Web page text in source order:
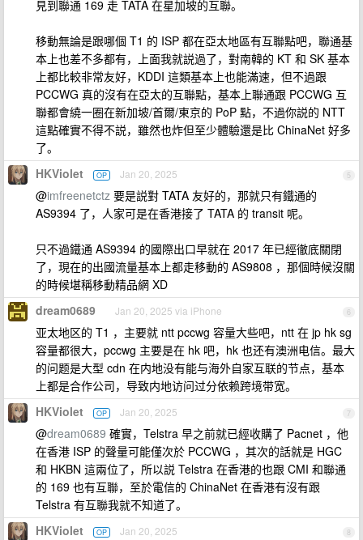
見到聯通 169 走 TATA 在星加坡的互聯。
移動無論是跟哪個 T1 的 ISP 都在亞太地區有互聯點吧，聯通基
本上也差不多都有，上面我就説過了，對南韓的 KT 和 SK 基本
上都比較非常友好，KDDI 這類基本上也能滿速，但不過跟
PCCWG 真的沒有在亞太的互聯點，基本上聯通跟 PCCWG 互
聯都會繞一圈在新加坡/首爾/東京的 PoP 點，不過你説的 NTT
這點確實不得不説，雖然也炸但至少體驗還是比 ChinaNet 好多
了。
5
HKViolet OP Jan 20, 2025
@imfreenetctz 要是説對 TATA 友好的，那就只有鐵通的
AS9394 了，人家可是在香港接了 TATA 的 transit 呢。
只不過鐵通 AS9394 的國際出口早就在 2017 年已經徹底關閉
了，現在的出國流量基本上都走移動的 AS9808 ，那個時候沒關
的時候堪稱移動精品網 XD
6
dream0689 Jan 20, 2025 via iPhone
亚太地区的 T1 ，主要就 ntt pccwg 容量大些吧，ntt 在 jp hk sg
容量都很大，pccwg 主要是在 hk 吧，hk 也还有澳洲电信。最大
的问题是大型 cdn 在内地没有能与海外自家互联的节点，基本
上都是合作公司，导致内地访问过分依赖跨境带宽。
7
HKViolet OP Jan 20, 2025
@dream0689 確實，Telstra 早之前就已經收購了 Pacnet ，他
在香港 ISP 的聲量可能僅次於 PCCWG ，其次的話就是 HGC
和 HKBN 這兩位了，所以説 Telstra 在香港的也跟 CMI 和聯通
的 169 也有互聯，至於電信的 ChinaNet 在香港有沒有跟
Telstra 有互聯我就不知道了。
8
HKViolet OP Jan 20, 2025